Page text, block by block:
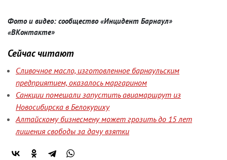
Фото и видео: сообщество «Инцидент Барнаул»
«ВКонтакте»
Сейчас читают
Сливочное масло, изготовленное барнаульским
предприятием, оказалось маргарином
Санкции помешали запустить авиамаршрут из
Новосибирска в Белокуриху
Алтайскому бизнесмену может грозить до 15 лет
лишения свободы за дачу взятки